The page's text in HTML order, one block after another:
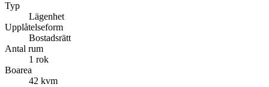
Typ
Lägenhet
Upplåtelseform
Bostadsrätt
Antal rum
1 rok
Boarea
42 kvm